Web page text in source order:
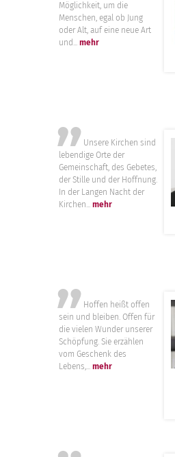
Möglichkeit, um die
Menschen, egal ob Jung
oder Alt, auf eine neue Art
und... mehr
”
Unsere Kirchen sind
lebendige Orte der
Gemeinschaft, des Gebetes,
der Stille und der Hoffnung.
In der Langen Nacht der
Kirchen... mehr
”
Hoffen heißt offen
sein und bleiben. Offen für
die vielen Wunder unserer
Schöpfung. Sie erzählen
vom Geschenk des
Lebens,... mehr